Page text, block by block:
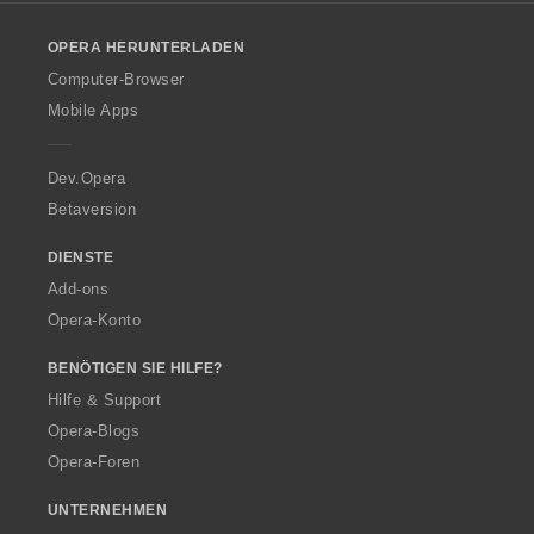
w
O
p
a
OPERA HERUNTERLADEN
Computer-Browser
Mobile Apps
Dev.Opera
Betaversion
DIENSTE
Add-ons
Opera-Konto
BENÖTIGEN SIE HILFE?
Hilfe & Support
Opera-Blogs
Opera-Foren
UNTERNEHMEN